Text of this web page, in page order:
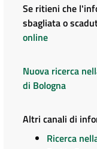
Se ritieni che
sbagliata o
online
Nuova ricerca
di Bologna
Altri canali di
Ricerca